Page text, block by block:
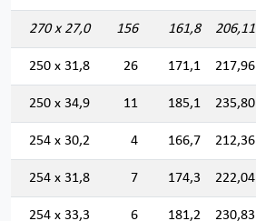
270 x 27,0 156 161,8 206,11
250 x 31,8 26 171,1 217,96
250 x 34,9 11 185,1 235,80
254 x 30,2 4 166,7 212,36
254 x 31,8 7 174,3 222,04
254 x 33,3 6 181,2 230,83